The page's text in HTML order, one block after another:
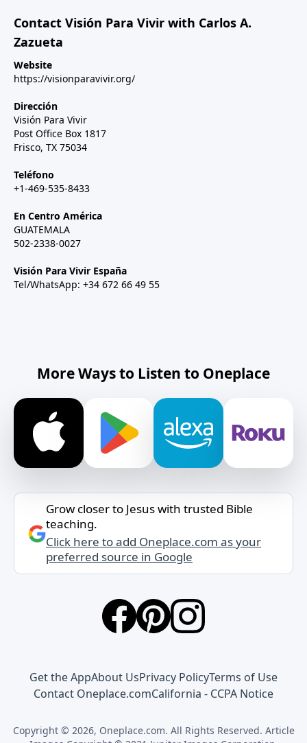
Contact Visión Para Vivir with Carlos A.
Zazueta
Website
https://visionparavivir.org/
Dirección
Visión Para Vivir
Post Office Box 1817
Frisco, TX 75034
Teléfono
+1-469-535-8433
En Centro América
GUATEMALA
502-2338-0027
Visión Para Vivir España
Tel/WhatsApp: +34 672 66 49 55
More Ways to Listen to Oneplace
Grow closer to Jesus with trusted Bible
teaching.
Click here to add Oneplace.com as your
preferred source in Google
Get the AppAbout UsPrivacy PolicyTerms of Use
Contact Oneplace.comCalifornia - CCPA Notice
Copyright © 2026, Oneplace.com. All Rights Reserved. Article